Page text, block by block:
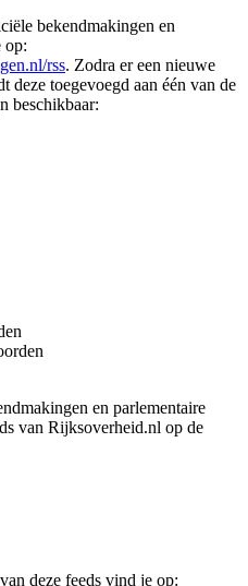
bekendmakingen en
op:
rss. Zodra er een nieuwe
deze toegevoegd aan één van de
beschikbaar:
en parlementaire
van Rijksoverheid.nl op de
deze feeds vind je op: